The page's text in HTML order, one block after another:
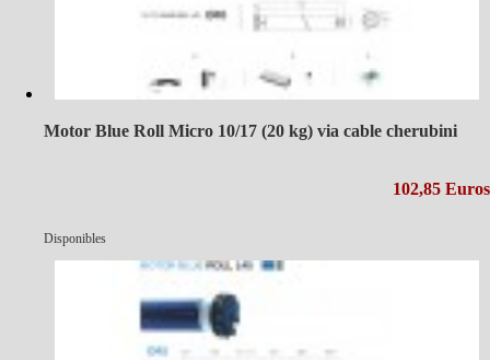
Motor Blue Roll Micro 10/17 (20 kg) via cable cherubini
102,85 Euros
Disponibles